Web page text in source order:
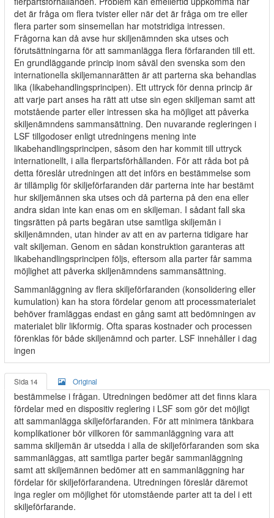
det är fråga om flera tvister eller när det är fråga om tre eller
flera parter som sinsemellan har motstridiga intressen.
Frågorna kan då avse hur skiljenämnden ska utses och
förutsättningarna för att sammanlägga flera förfaranden till ett.
En grundläggande princip inom såväl den svenska som den
internationella skiljemannarätten är att parterna ska behandlas
lika (likabehandlingsprincipen). Ett uttryck för denna princip är
att varje part anses ha rätt att utse sin egen skiljeman samt att
motstående parter eller intressen ska ha möjliget att påverka
skiljenämndens sammansättning. Den nuvarande regleringen i
LSF tillgodoser enligt utredningens mening inte
likabehandlingsprincipen, såsom den har kommit till uttryck
internationellt, i alla flerpartsförhållanden. För att råda bot på
detta föreslår utredningen att det införs en bestämmelse som
är tillämplig för skiljeförfaranden där parterna inte har bestämt
hur skiljemännen ska utses och då parterna på den ena eller
andra sidan inte kan enas om en skiljeman. I sådant fall ska
tingsrätten på parts begäran utse samtliga skiljemän i
skiljenämnden, utan hinder av att en av parterna tidigare har
valt skiljeman. Genom en sådan konstruktion garanteras att
likabehandlingsprincipen följs, eftersom alla parter får samma
möjlighet att påverka skiljenämndens sammansättning.
Sammanläggning av flera skiljeförfaranden (konsolidering eller
kumulation) kan ha stora fördelar genom att processmaterialet
behöver framläggas endast en gång samt att bedömningen av
materialet blir likformig. Ofta sparas kostnader och processen
förenklas för både skiljenämnd och parter. LSF innehåller i dag
ingen
Sida 14 Original
bestämmelse i frågan. Utredningen bedömer att det finns klara
fördelar med en dispositiv reglering i LSF som gör det möjligt
att sammanlägga skiljeförfaranden. För att minimera tänkbara
komplikationer bör villkoren för sammanläggning vara att
samma skiljemän är utsedda i alla de skiljeförfaranden som ska
sammanläggas, att samtliga parter begär sammanläggning
samt att skiljemännen bedömer att en sammanläggning har
fördelar för skiljeförfarandena. Utredningen föreslår däremot
inga regler om möjlighet för utomstående parter att ta del i ett
skiljeförfarande.